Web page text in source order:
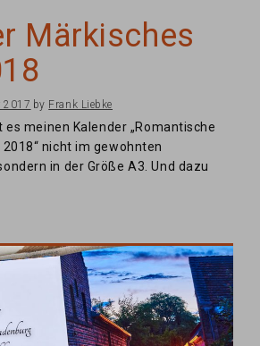
Märkisches
2017 by Frank Liebke
meinen Kalender „Romantische
nicht im gewohnten
in der Größe A3. Und dazu